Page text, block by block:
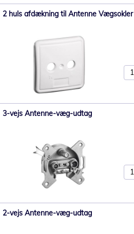
2 huls afdækning til Antenne Vægsokler
3-vejs Antenne-væg-udtag
2-vejs Antenne-væg-udtag